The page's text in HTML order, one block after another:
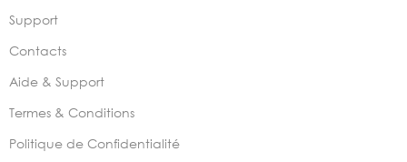
Support
Contacts
Aide & Support
Termes & Conditions
Politique de Confidentialité